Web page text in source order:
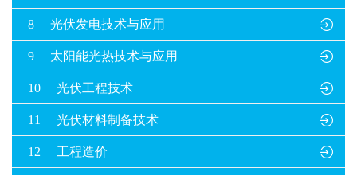

8 光伏发电技术与应用

9 太阳能光热技术与应用

10 光伏工程技术

11 光伏材料制备技术

12 工程造价